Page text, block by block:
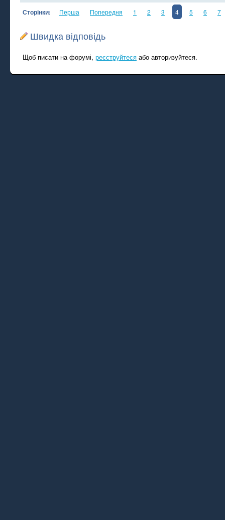
Сторінки: Перша Попередня 1 2 3 4 5 6 7
Швидка відповідь
Щоб писати на форумі, реєструйтеся або авторизуйтеся.